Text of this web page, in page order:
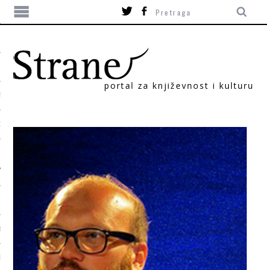
portal za književnost i kulturu